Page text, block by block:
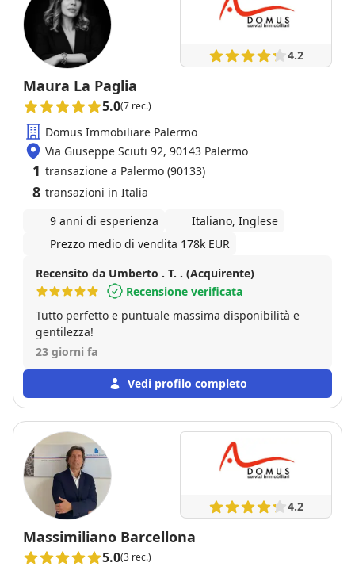
4.2
Maura La Paglia
5.0(7 rec.)
Domus Immobiliare Palermo
Via Giuseppe Sciuti 92, 90143 Palermo
1 transazione a Palermo (90133)
8 transazioni in Italia
9 anni di esperienza
Italiano, Inglese
Prezzo medio di vendita 178k EUR
Recensito da Umberto . T. . (Acquirente)
Recensione verificata
Tutto perfetto e puntuale massima disponibilità e
gentilezza!
23 giorni fa
Vedi profilo completo
4.2
Massimiliano Barcellona
5.0(3 rec.)